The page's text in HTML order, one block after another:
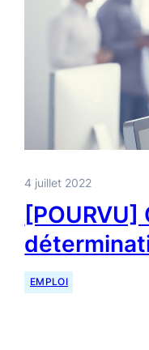
4 juillet 2022
[POURVU]
EMPLOI